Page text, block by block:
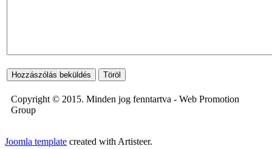
Copyright © 2015. Minden jog fenntartva - Web Promotion
Group
Joomla template created with Artisteer.